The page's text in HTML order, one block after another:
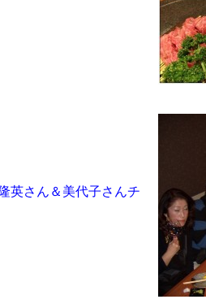
英さん＆美代子さんチ